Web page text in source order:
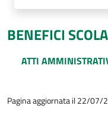
BENEFICI
ATTI
Pagina aggiornata il 22/07/